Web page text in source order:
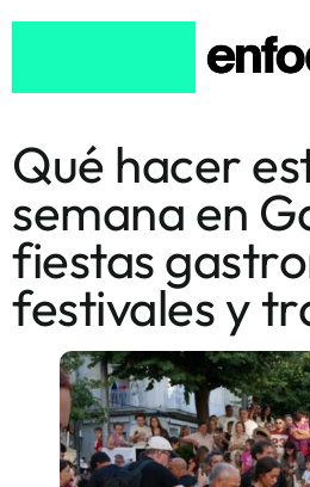
Qué hacer
semana en
fiestas
festivales y